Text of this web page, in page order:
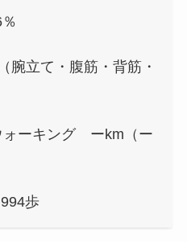
腕立て・腹筋・背筋・
ォーキング ーkm（ー
歩